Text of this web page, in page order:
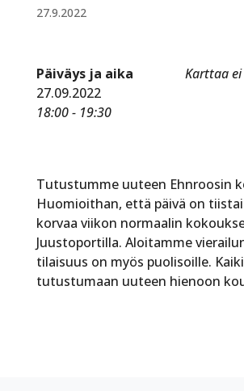
27.9.2022
Karttaa
Päiväys ja aika
27.09.2022
18:00 - 19:30
Tutustumme uuteen Ehnroosin
Huomioithan, että päivä on
korvaa viikon normaalin
Juustoportilla. Aloitamme
tilaisuus on myös puolisoille.
tutustumaan uuteen hienoon